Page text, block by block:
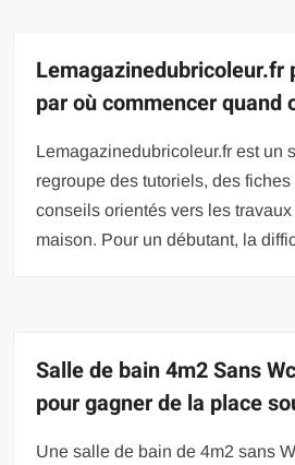
Lemagazinedubricoleur.fr
par où commencer quand
Lemagazinedubricoleur.fr est un
regroupe des tutoriels, des
conseils orientés vers les
maison. Pour un débutant, la
Salle de bain 4m2 Sans
pour gagner de la place
Une salle de bain de 4m2 sans